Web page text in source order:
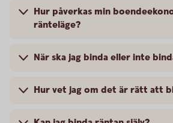
Hur påverkas min
ränteläge?
När ska jag binda eller inte
Hur vet jag om det är rätt att